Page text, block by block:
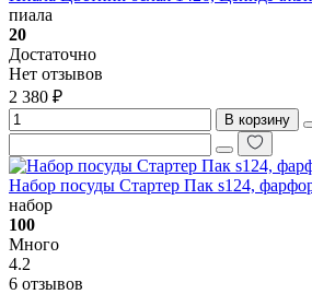
пиала
20
Достаточно
Нет отзывов
2 380 ₽
В корзину
Набор посуды Стартер Пак s124,
набор
100
Много
4.2
6 отзывов